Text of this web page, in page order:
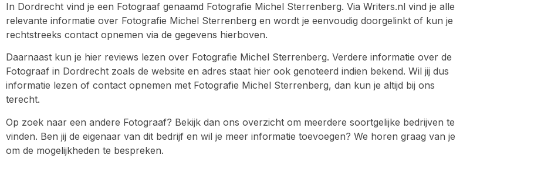
In Dordrecht vind je een Fotograaf genaamd Fotografie Michel Sterrenberg. Via Writers.nl vind je alle
relevante informatie over Fotografie Michel Sterrenberg en wordt je eenvoudig doorgelinkt of kun je
rechtstreeks contact opnemen via de gegevens hierboven.
Daarnaast kun je hier reviews lezen over Fotografie Michel Sterrenberg. Verdere informatie over de
Fotograaf in Dordrecht zoals de website en adres staat hier ook genoteerd indien bekend. Wil jij dus
informatie lezen of contact opnemen met Fotografie Michel Sterrenberg, dan kun je altijd bij ons
terecht.
Op zoek naar een andere Fotograaf? Bekijk dan ons overzicht om meerdere soortgelijke bedrijven te
vinden. Ben jij de eigenaar van dit bedrijf en wil je meer informatie toevoegen? We horen graag van je
om de mogelijkheden te bespreken.